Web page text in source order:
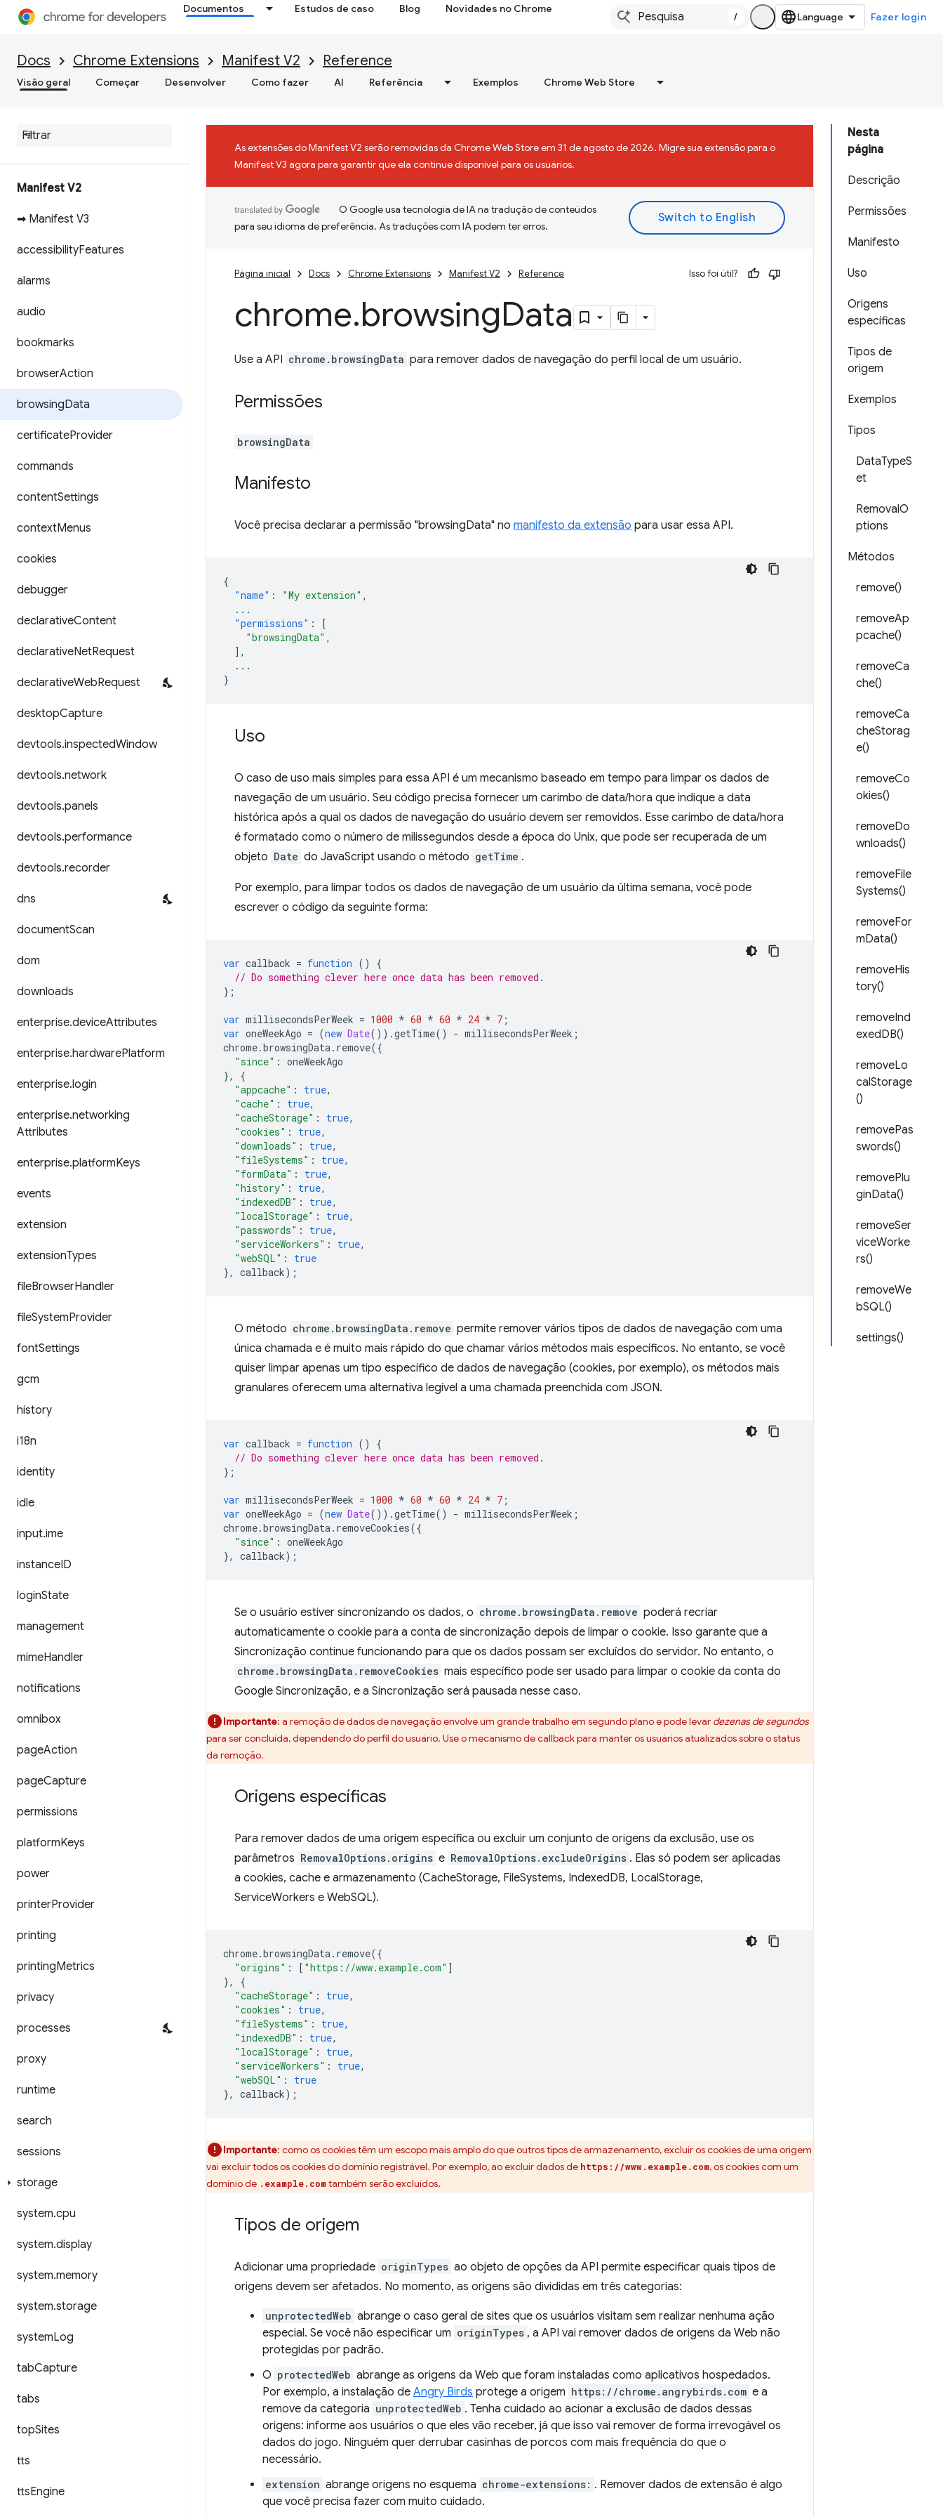
Documentos Estudos de caso Blog Novidades no Chrome
/ Fazer login
Docs Chrome Extensions Manifest V2 Reference
Visão geral Começar Desenvolver Como fazer AI Referência Exemplos Chrome Web Store
Manifest V2
➡ Manifest V3
accessibilityFeatures
alarms
audio
bookmarks
browserAction
browsingData
certificateProvider
commands
contentSettings
contextMenus
cookies
debugger
declarativeContent
declarativeNetRequest
declarativeWebRequest
desktopCapture
devtools.inspectedWindow
devtools.network
devtools.panels
devtools.performance
devtools.recorder
dns
documentScan
dom
downloads
enterprise.deviceAttributes
enterprise.hardwarePlatform
enterprise.login
enterprise.networking
Attributes
enterprise.platformKeys
events
extension
extensionTypes
fileBrowserHandler
fileSystemProvider
fontSettings
gcm
history
i18n
identity
idle
input.ime
instanceID
loginState
management
mimeHandler
notifications
omnibox
pageAction
pageCapture
permissions
platformKeys
power
printerProvider
printing
printingMetrics
privacy
processes
proxy
runtime
search
sessions
storage
system.cpu
system.display
system.memory
system.storage
systemLog
tabCapture
tabs
topSites
tts
ttsEngine
Nesta
página
Descrição
Permissões
Manifesto
Uso
Origens
específicas
Tipos de
origem
Exemplos
Tipos
DataTypeS
et
RemovalO
ptions
Métodos
remove()
removeAp
pcache()
removeCa
che()
removeCa
cheStorag
e()
removeCo
okies()
removeDo
wnloads()
removeFile
Systems()
removeFor
mData()
removeHis
tory()
removeInd
exedDB()
removeLo
calStorage
()
removePas
swords()
removePlu
ginData()
removeSer
viceWorke
rs()
removeWe
bSQL()
settings()
As extensões do Manifest V2 serão removidas da Chrome Web Store em 31 de agosto de 2026. Migre sua extensão para o
Manifest V3 agora para garantir que ela continue disponível para os usuários.
O Google usa tecnologia de IA na tradução de conteúdos
para seu idioma de preferência. As traduções com IA podem ter erros.
Página inicial Docs Chrome Extensions Manifest V2 Reference Isso foi útil?
chrome.browsingData
Use a API chrome.browsingData para remover dados de navegação do perfil local de um usuário.
Permissões
browsingData
Manifesto
Você precisa declarar a permissão "browsingData" no manifesto da extensão para usar essa API.
{
"name" : "My extension" ,
...
"permissions" :
[
"browsingData" ,
],
...
}
Uso
O caso de uso mais simples para essa API é um mecanismo baseado em tempo para limpar os dados de
navegação de um usuário. Seu código precisa fornecer um carimbo de data/hora que indique a data
histórica após a qual os dados de navegação do usuário devem ser removidos. Esse carimbo de data/hora
é formatado como o número de milissegundos desde a época do Unix, que pode ser recuperada de um
objeto Date do JavaScript usando o método getTime .
Por exemplo, para limpar todos os dados de navegação de um usuário da última semana, você pode
escrever o código da seguinte forma:
var callback = function ()
{
// Do something clever here once data has been removed.
};
var millisecondsPerWeek = 1000 * 60 * 60 * 24 * 7 ;
var oneWeekAgo = (new Date()).getTime() - millisecondsPerWeek ;
chrome.browsingData. remove({
"since" : oneWeekAgo
},
{
"appcache" : true,
"cache" : true,
"cacheStorage" : true,
"cookies" : true,
"downloads" : true,
"fileSystems" : true,
"formData" : true,
"history" : true,
"indexedDB" : true,
"localStorage" : true,
"passwords" : true,
"serviceWorkers" : true,
"webSQL" :
true
},
callback);
O método chrome.browsingData.remove permite remover vários tipos de dados de navegação com uma
única chamada e é muito mais rápido do que chamar vários métodos mais específicos. No entanto, se você
quiser limpar apenas um tipo específico de dados de navegação (cookies, por exemplo), os métodos mais
granulares oferecem uma alternativa legível a uma chamada preenchida com JSON.
var callback = function ()
{
// Do something clever here once data has been removed.
};
var millisecondsPerWeek = 1000 * 60 * 60 * 24 * 7 ;
var oneWeekAgo = (new Date()).getTime() - millisecondsPerWeek ;
chrome.browsingData. removeCookies({
"since" : oneWeekAgo
},
callback);
Se o usuário estiver sincronizando os dados, o chrome.browsingData.remove poderá recriar
automaticamente o cookie para a conta de sincronização depois de limpar o cookie. Isso garante que a
Sincronização continue funcionando para que os dados possam ser excluídos do servidor. No entanto, o
chrome.browsingData.removeCookies mais específico pode ser usado para limpar o cookie da conta do
Google Sincronização, e a Sincronização será pausada nesse caso.
Importante: a remoção de dados de navegação envolve um grande trabalho em segundo plano e pode levar dezenas de segundos
para ser concluída, dependendo do perfil do usuário. Use o mecanismo de callback para manter os usuários atualizados sobre o status
da remoção.
Origens específicas
Para remover dados de uma origem específica ou excluir um conjunto de origens da exclusão, use os
parâmetros RemovalOptions.origins e RemovalOptions.excludeOrigins . Elas só podem ser aplicadas
a cookies, cache e armazenamento (CacheStorage, FileSystems, IndexedDB, LocalStorage,
ServiceWorkers e WebSQL).
chrome.browsingData. remove({
"origins" : [ "https://www.example.com" ]
},
{
"cacheStorage" : true,
"cookies" : true,
"fileSystems" : true,
"indexedDB" : true,
"localStorage" : true,
"serviceWorkers" : true,
"webSQL" :
true
},
callback);
Importante: como os cookies têm um escopo mais amplo do que outros tipos de armazenamento, excluir os cookies de uma origem
vai excluir todos os cookies do domínio registrável. Por exemplo, ao excluir dados de https://www.example.com, os cookies com um
domínio de .example.comtambém serão excluídos.
Tipos de origem
Adicionar uma propriedade originTypes ao objeto de opções da API permite especificar quais tipos de
origens devem ser afetados. No momento, as origens são divididas em três categorias:
unprotectedWeb abrange o caso geral de sites que os usuários visitam sem realizar nenhuma ação
especial. Se você não especificar um originTypes , a API vai remover dados de origens da Web não
protegidas por padrão.
O protectedWeb abrange as origens da Web que foram instaladas como aplicativos hospedados.
Por exemplo, a instalação de Angry Birds protege a origem https://chrome.angrybirds.com e a
remove da categoria unprotectedWeb . Tenha cuidado ao acionar a exclusão de dados dessas
origens: informe aos usuários o que eles vão receber, já que isso vai remover de forma irrevogável os
dados do jogo. Ninguém quer derrubar casinhas de porcos com mais frequência do que o
necessário.
extension abrange origens no esquema chrome-extensions: . Remover dados de extensão é algo
que você precisa fazer com muito cuidado.